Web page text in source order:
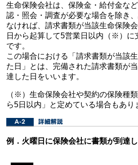
生命保険会社は、保険金・給付金な
認・照会・調査が必要な場合を除き
なければ、請求書類が当該生命保険
日から起算して5営業日以内（※）に
です。
この場合における「請求書類が当該
た日」とは、完備された請求書類が
達した日をいいます。
（※）生命保険会社や契約の保険種
ら5日以内」と定めている場合もあり
例．火曜日に保険会社に書類が到達